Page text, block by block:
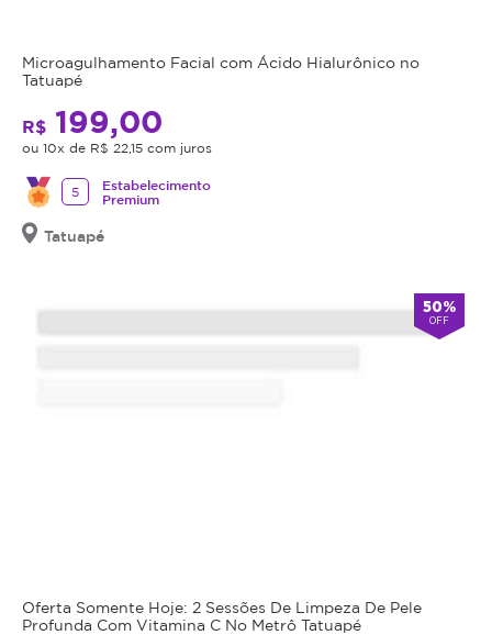
Microagulhamento Facial com Ácido Hialurônico no
Tatuapé
R$ 199,00
ou 10x de R$ 22,15 com juros
5
Estabelecimento
Premium
Tatuapé
50%
OFF
Oferta Somente Hoje: 2 Sessões De Limpeza De Pele
Profunda Com Vitamina C No Metrô Tatuapé